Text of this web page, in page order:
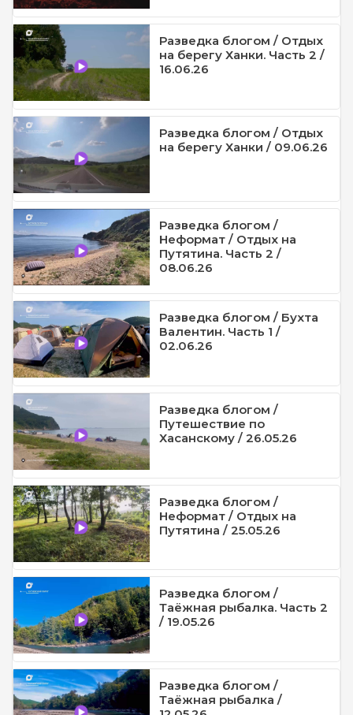
Разведка блогом / Отдых
на берегу Ханки. Часть 2 /
16.06.26
Разведка блогом / Отдых
на берегу Ханки / 09.06.26
Разведка блогом /
Неформат / Отдых на
Путятина. Часть 2 /
08.06.26
Разведка блогом / Бухта
Валентин. Часть 1 /
02.06.26
Разведка блогом /
Путешествие по
Хасанскому / 26.05.26
Разведка блогом /
Неформат / Отдых на
Путятина / 25.05.26
Разведка блогом /
Таёжная рыбалка. Часть 2
/ 19.05.26
Разведка блогом /
Таёжная рыбалка /